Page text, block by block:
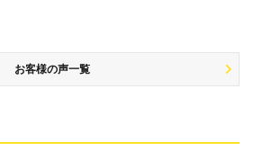
侮辱
お客様の声一覧